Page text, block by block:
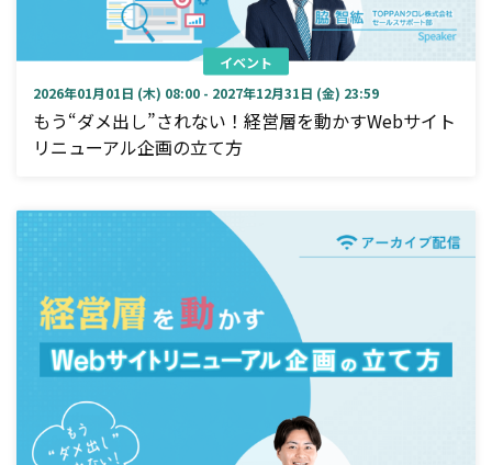
イベント
2026年01月01日 (木) 08:00 - 2027年12月31日 (金) 23:59
もう“ダメ出し”されない！経営層を動かすWebサイト
リニューアル企画の立て方